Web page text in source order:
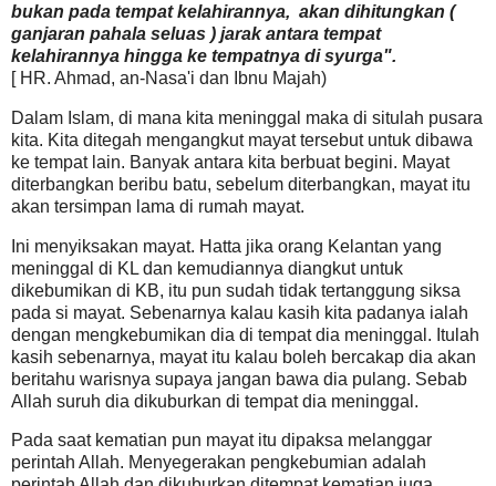
bukan pada tempat kelahirannya, akan dihitungkan (
ganjaran pahala seluas ) jarak antara tempat
kelahirannya hingga ke tempatnya di syurga".
[ HR. Ahmad, an-Nasa'i dan Ibnu Majah)
Dalam Islam, di mana kita meninggal maka di situlah pusara
kita. Kita ditegah mengangkut mayat tersebut untuk dibawa
ke tempat lain. Banyak antara kita berbuat begini. Mayat
diterbangkan beribu batu, sebelum diterbangkan, mayat itu
akan tersimpan lama di rumah mayat.
Ini menyiksakan mayat. Hatta jika orang Kelantan yang
meninggal di KL dan kemudiannya diangkut untuk
dikebumikan di KB, itu pun sudah tidak tertanggung siksa
pada si mayat. Sebenarnya kalau kasih kita padanya ialah
dengan mengkebumikan dia di tempat dia meninggal. Itulah
kasih sebenarnya, mayat itu kalau boleh bercakap dia akan
beritahu warisnya supaya jangan bawa dia pulang. Sebab
Allah suruh dia dikuburkan di tempat dia meninggal.
Pada saat kematian pun mayat itu dipaksa melanggar
perintah Allah. Menyegerakan pengkebumian adalah